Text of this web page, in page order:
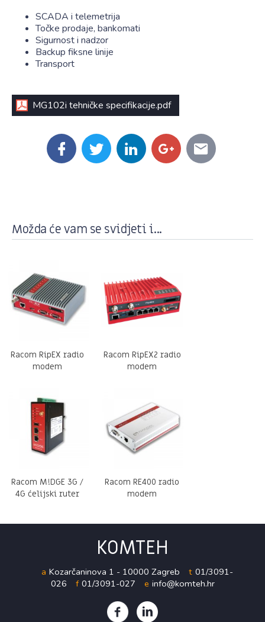
SCADA i telemetrija
Točke prodaje, bankomati
Sigurnost i nadzor
Backup fiksne linije
Transport
MG102i tehničke specifikacije.pdf
Možda će vam se svidjeti i...
Racom RipEX radio
modem
Racom RipEX2 radio
modem
Racom M!DGE 3G /
4G ćelijski ruter
Racom RE400 radio
modem
KOMTEH
a Kozarčaninova 1 - 10000 Zagreb t 01/3091-
026
f 01/3091-027 e info@komteh.hr